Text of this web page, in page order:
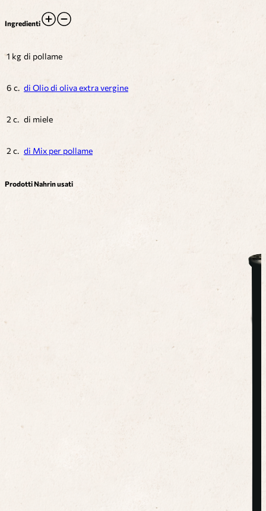
Ingredienti
1 kg di pollame
6 c. di Olio di oliva extra vergine
2 c. di miele
2 c. di Mix per pollame
Prodotti Nahrin usati